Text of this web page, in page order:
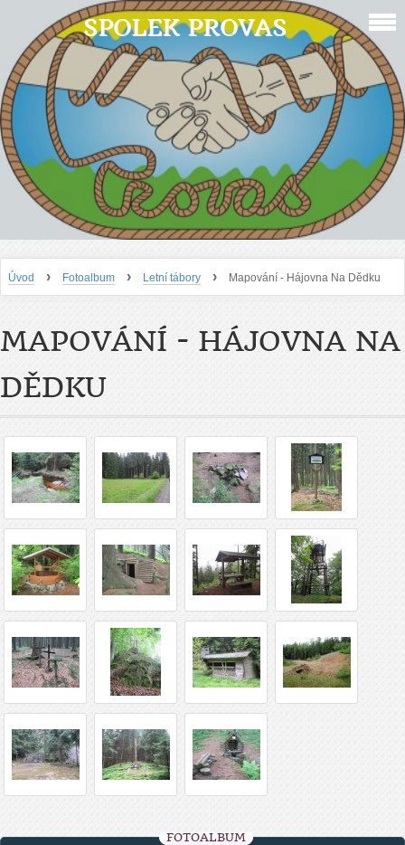
SPOLEK PROVAS
Úvod › Fotoalbum › Letní tábory › Mapování - Hájovna Na Dědku
MAPOVÁNÍ - HÁJOVNA NA
DĚDKU
FOTOALBUM